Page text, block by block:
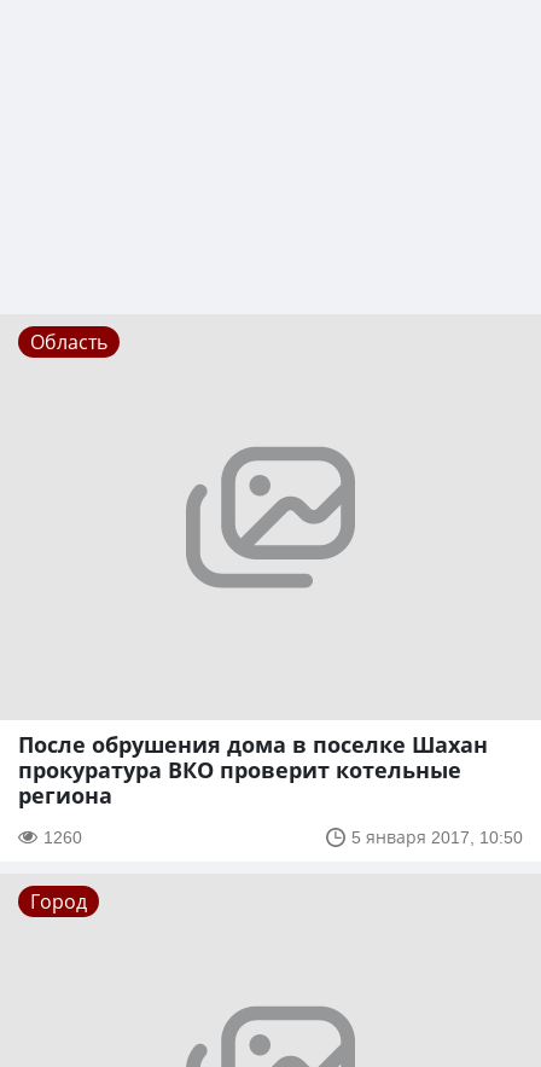
Область
После обрушения дома в поселке Шахан
прокуратура ВКО проверит котельные
региона
1260 5 января 2017, 10:50
Город